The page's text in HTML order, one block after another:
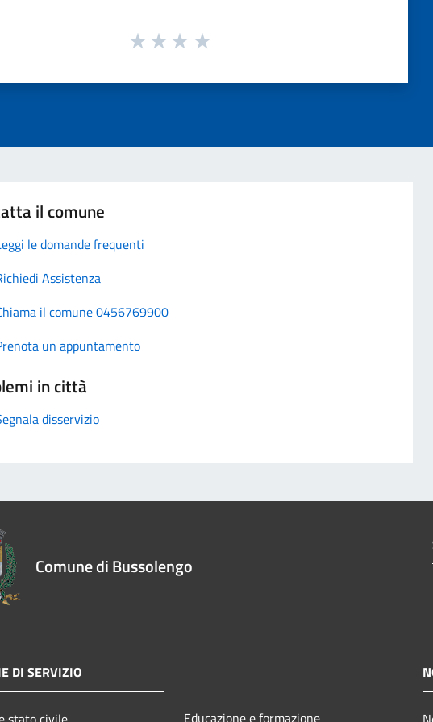
il comune
le domande frequenti
Assistenza
il comune 0456769900
un appuntamento
in città
disservizio
Comune di Bussolengo
DI SERVIZIO
Educazione e formazione